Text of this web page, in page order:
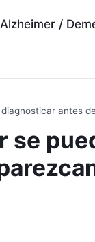
Alzheimer /
antes
se